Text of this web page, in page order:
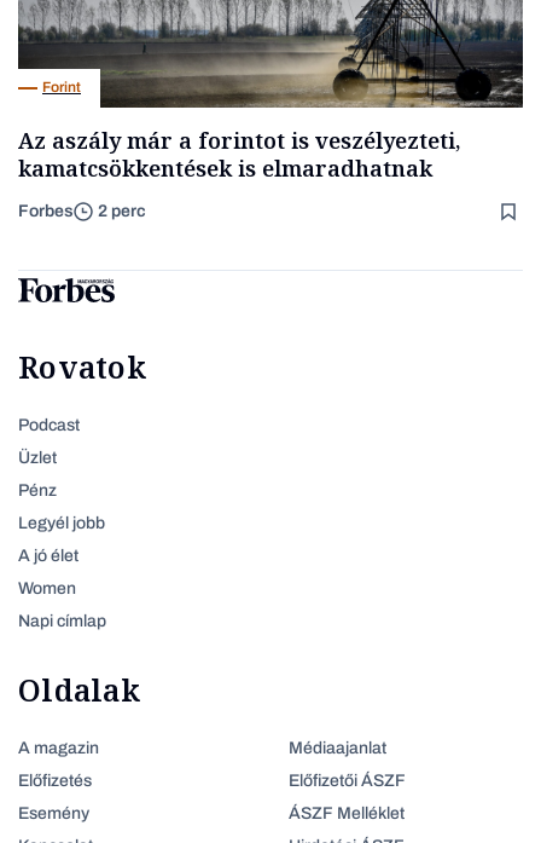
Forint
Az aszály már a forintot is veszélyezteti,
kamatcsökkentések is elmaradhatnak
Forbes 2 perc
Rovatok
Podcast
Üzlet
Pénz
Legyél jobb
A jó élet
Women
Napi címlap
Oldalak
A magazin
Előfizetés
Esemény
Médiaajanlat
Előfizetői ÁSZF
ÁSZF Melléklet